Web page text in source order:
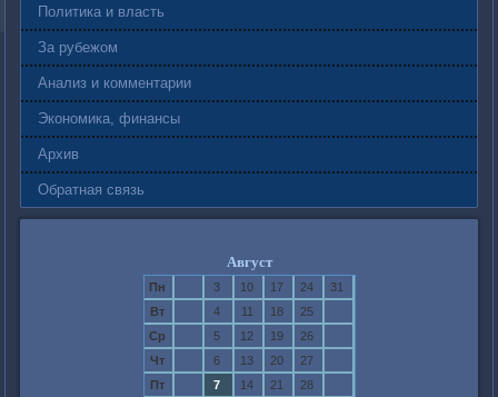
Политика и власть
За рубежом
Анализ и комментарии
Экономика, финансы
Архив
Обратная связь
Август
Пн 3 10 17 24
31
Вт
4 11 18
25
Ср
5 12 19
26
Чт
6 13 20
27
Пт
7 14 21
28